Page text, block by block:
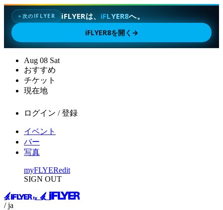
✦次のIFLYER iFLYERは、 iFLYER8へ。
iFLYER8を開く →
Aug 08 Sat
おすすめ
チケット
現在地
ログイン / 登録
イベント
バー
写真
myFLYERedit
SIGN OUT
/ ja